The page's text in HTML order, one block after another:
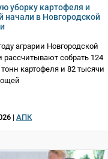
уборку картофеля и
начали в Новгородской
аграрии Новгородской
рассчитывают собрать 124
картофеля и 82 тысячи
|АПК